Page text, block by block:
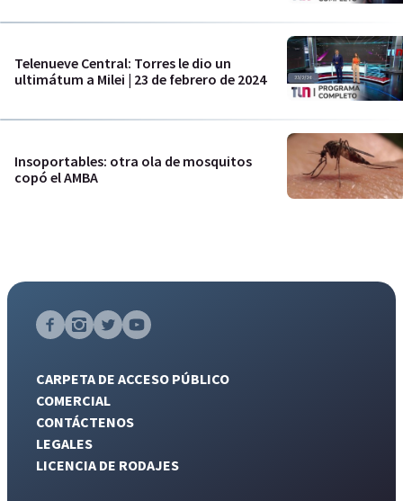
Telenueve Central: Torres le dio un
ultimátum a Milei | 23 de febrero de 2024
Insoportables: otra ola de mosquitos
copó el AMBA
CARPETA DE ACCESO PÚBLICO
COMERCIAL
CONTÁCTENOS
LEGALES
LICENCIA DE RODAJES